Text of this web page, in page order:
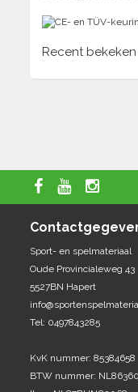
Recent bekeken
Sport- en spelmateriaal
Oude Provincialeweg 43
5527BN Hapert
Tel: 0497843285
KvK nummer: 85384658
BTW nummer: